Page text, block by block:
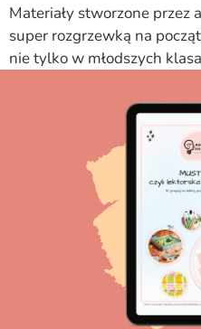
Materiały stworzone przez
super rozgrzewką na
nie tylko w młodszych